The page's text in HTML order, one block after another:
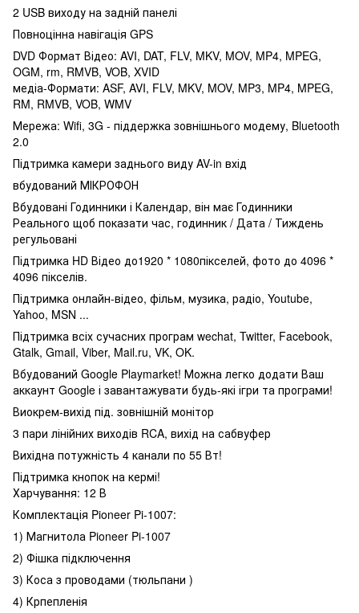
2 USB виходу на задній панелі
Повноцінна навігація GPS
DVD Формат Відео: AVI, DAT, FLV, MKV, MOV, MP4, MPEG,
OGM, rm, RMVB, VOB, XVID
медіа-Формати: ASF, AVI, FLV, MKV, MOV, MP3, MP4, MPEG,
RM, RMVB, VOB, WMV
Мережа: Wifi, 3G - піддержка зовнішнього модему, Bluetooth
2.0
Підтримка камери заднього виду AV-in вхід
вбудований МІКРОФОН
Вбудовані Годинники і Календар, він має Годинники
Реального щоб показати час, годинник / Дата / Тиждень
регульовані
Підтримка HD Відео до1920 * 1080пікселей, фото до 4096 *
4096 пікселів.
Підтримка онлайн-відео, фільм, музика, радіо, Youtube,
Yahoo, MSN ...
Підтримка всіх сучасних програм wechat, Twitter, Facebook,
Gtalk, Gmail, Viber, Mail.ru, VK, OK.
Вбудований Google Playmarket! Можна легко додати Ваш
аккаунт Google і завантажувати будь-які ігри та програми!
Виокрем-вихід під. зовнішній монітор
3 пари лінійних виходів RCA, вихід на сабвуфер
Вихідна потужність 4 канали по 55 Вт!
Підтримка кнопок на кермі!
Харчування: 12 В
Комплектація Pioneer Pi-1007:
1) Магнитола Pioneer Pi-1007
2) Фішка підключення
3) Коса з проводами (тюльпани )
4) Крпепленія